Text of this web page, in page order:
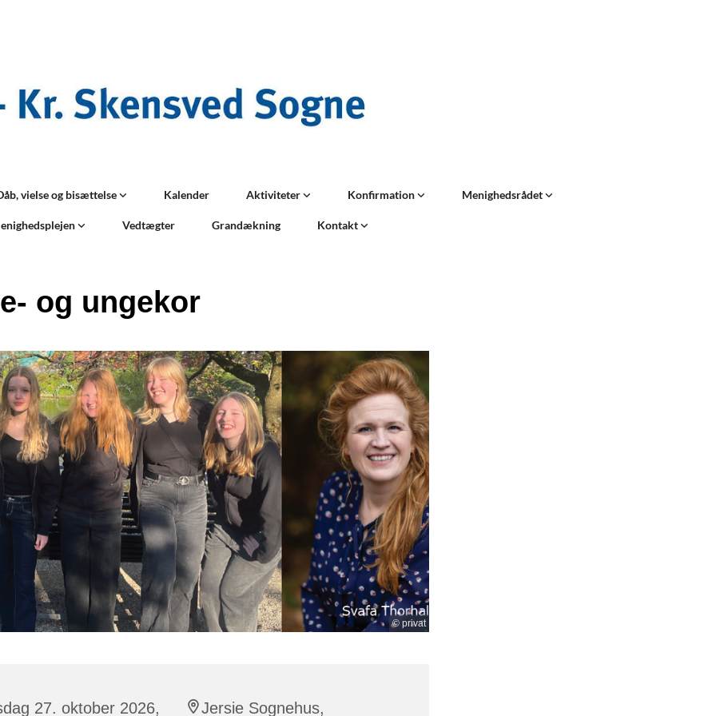
vielse og bisættelse Kalender Aktiviteter Konfirmation Menighedsrådet
Vedtægter Grandækning Kontakt
og ungekor
© privat
27. oktober 2026, Jersie Sognehus,